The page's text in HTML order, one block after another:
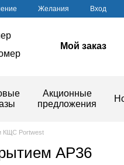
Желания Вход
Мой заказ
Акционные
предложения
КЩС Portwest
AP36